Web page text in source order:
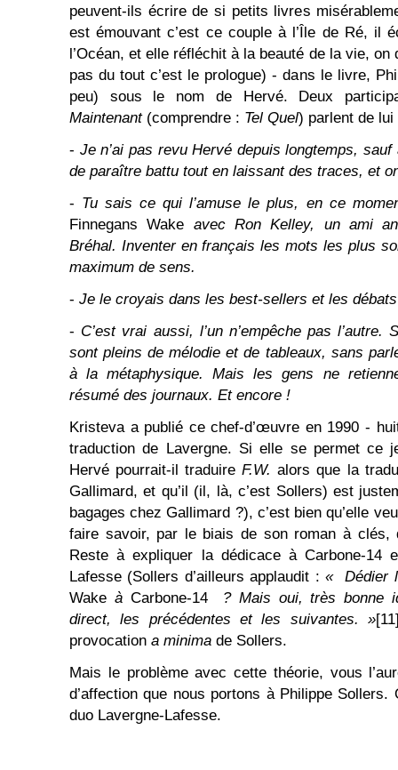
peuvent-ils écrire de si petits livres
est émouvant c’est ce couple à l’Île de Ré, il
l’Océan, et elle réfléchit à la beauté de la vie,
pas du tout c’est le prologue) - dans le livre,
peu) sous le nom de Hervé. Deux
Maintenant(comprendre : Tel Quel) parlent de lui
- Je n’ai pas revu Hervé depuis longtemps,
de paraître battu tout en laissant des traces, et
- Tu sais ce qui l’amuse le plus, en ce
Finnegans Wake avec Ron Kelley, un ami
Bréhal. Inventer en français les mots les plus
maximum de sens.
- Je le croyais dans les best-sellers et les
- C’est vrai aussi, l’un n’empêche pas
sont pleins de mélodie et de tableaux, sans
à la métaphysique. Mais les gens ne
résumé des journaux. Et encore !
Kristeva a publié ce chef-d’œuvre en 1990 -
traduction de Lavergne. Si elle se permet ce
Hervé pourrait-il traduireF.W. alors que la
Gallimard, et qu’il (il, là, c’est Sollers) est
bagages chez Gallimard ?), c’est bien qu’elle
faire savoir, par le biais de son roman à clés,
Reste à expliquer la dédicace à Carbone-14
Lafesse (Sollers d’ailleurs applaudit :« Dédier
Wake à Carbone-14
? Mais oui, très bonne
direct, les précédentes et les suivantes. »
provocation a minima de Sollers.
Mais le problème avec cette théorie, vous
d’affection que nous portons à Philippe Sollers.
duo Lavergne-Lafesse.